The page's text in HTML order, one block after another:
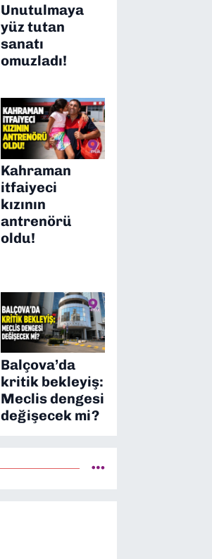
Unutulmaya
yüz tutan
sanatı
omuzladı!
Kahraman
itfaiyeci
kızının
antrenörü
oldu!
Balçova’da
kritik bekleyiş:
Meclis dengesi
değişecek mi?